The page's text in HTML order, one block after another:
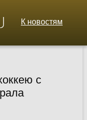
К новостям
с